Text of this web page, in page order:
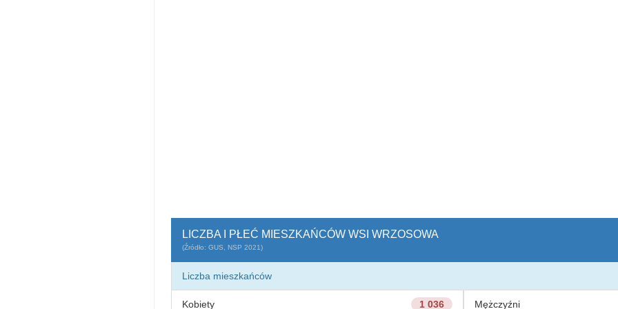
LICZBA I PŁEĆ MIESZKAŃCÓW WSI WRZOSOWA
(Źródło: GUS, NSP 2021)
Liczba mieszkańców
1 036
Kobiety Mężczyźni